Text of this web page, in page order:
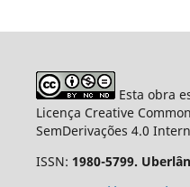
Esta obra
Licença Creative
SemDerivações 4.0
ISSN: 1980-5799.